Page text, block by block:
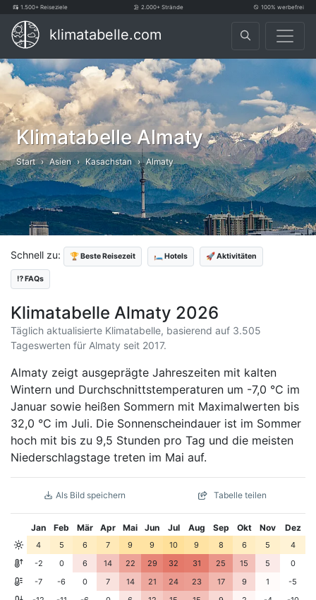
1.500+ Reiseziele 2.000+ Strände 100% werbefrei
klimatabelle.com
Klimatabelle Almaty
Start Asien Kasachstan Almaty
Schnell zu: 🏆 Beste Reisezeit 🛏️ Hotels 🚀 Aktivitäten
⁉️ FAQs
Klimatabelle Almaty 2026
Täglich aktualisierte Klimatabelle, basierend auf 3.505
Tageswerten für Almaty seit 2017.
Almaty zeigt ausgeprägte Jahreszeiten mit kalten
Wintern und Durchschnittstemperaturen um -7,0 °C im
Januar sowie heißen Sommern mit Maximalwerten bis
32,0 °C im Juli. Die Sonnenscheindauer ist im Sommer
hoch mit bis zu 9,5 Stunden pro Tag und die meisten
Niederschlagstage treten im Mai auf.
Als Bild speichern Tabelle teilen
Jan Feb Mär Apr Mai Jun Jul Aug Sep Okt Nov Dez
4 5 6 7 9 9 10 9 8 6 5
4
-2
0 6 14 22 29 32 31 25 15 5
0
-7
-6 0 7 14 21 24 23 17 9 1
-5